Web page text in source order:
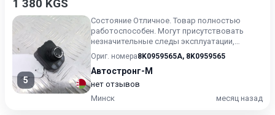
1 380 KGS
5
Состояние Отличное. Товар полностью
работоспособен. Могут присутствовать
незначительные следы эксплуатации,
царапины на лакокрасочном покрыт...
Ориг. номера8K0959565A, 8K0959565
Автостронг-М
нет отзывов
Минск
месяц назад